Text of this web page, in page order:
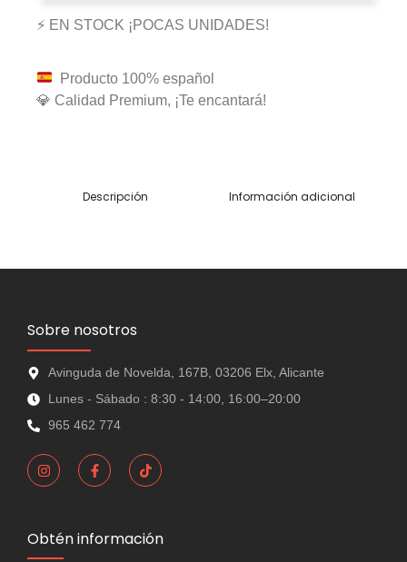
⚡ EN STOCK ¡POCAS UNIDADES!
Producto 100% español
💎 Calidad Premium, ¡Te encantará!
Descripción Información adicional
Sobre nosotros
Avinguda de Novelda, 167B, 03206 Elx, Alicante
Lunes - Sábado : 8:30 - 14:00, 16:00–20:00
965 462 774
Obtén información